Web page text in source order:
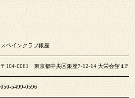
スペインクラブ銀座
〒104-0061 東京都中央区銀座7-12-14 大栄会館１F
050-5499-0596